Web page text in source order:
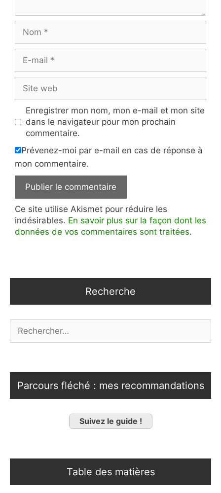
mail
web
Enregistrer mon nom, mon e-mail et mon site
dans le navigateur pour mon prochain
commentaire.
Prévenez-moi par e-mail en cas de réponse à
mon commentaire.
Ce site utilise Akismet pour réduire les
indésirables. En savoir plus sur la façon dont les
données de vos commentaires sont traitées.
Recherche
Parcours fléché : mes recommandations
Suivez le guide !
Table des matières